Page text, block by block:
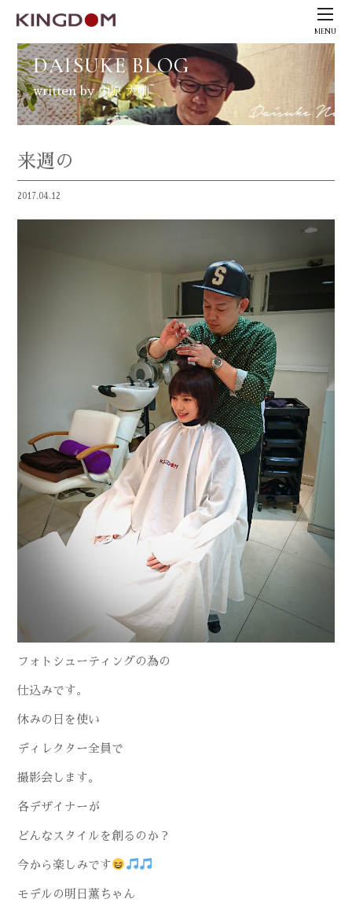
MENU
DAISUKE BLOG
written by 中原 大輔
来週の
2017.04.12
フォトシューティングの為の
仕込みです。
休みの日を使い
ディレクター全員で
撮影会します。
各デザイナーが
どんなスタイルを創るのか？
今から楽しみです
モデルの明日薫ちゃん